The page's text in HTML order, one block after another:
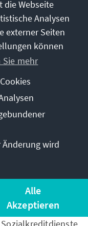
bei der
für bestimmte
hinaus werden
von Ant
beiden handelt
Ant Financial
Beispielen.
den Markt für
und -produkte
Unternehmen,
Credit, wurden
als
es in China
die staatlich
die Webseite
Analysen
externer Seiten
können
Sie mehr
wird
Alle
Akzeptieren